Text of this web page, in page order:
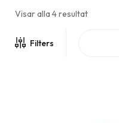
Visar alla 4 resultat
Filters